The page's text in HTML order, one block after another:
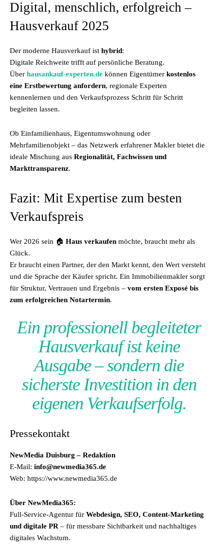
Digital, menschlich, erfolgreich –
Hausverkauf 2025
Der moderne Hausverkauf ist hybrid:
Digitale Reichweite trifft auf persönliche Beratung.
Über hausankauf-experten.de können Eigentümer kostenlos
eine Erstbewertung anfordern, regionale Experten
kennenlernen und den Verkaufsprozess Schritt für Schritt
begleiten lassen.
Ob Einfamilienhaus, Eigentumswohnung oder
Mehrfamilienobjekt – das Netzwerk erfahrener Makler bietet die
ideale Mischung aus Regionalität, Fachwissen und
Markttransparenz.
Fazit: Mit Expertise zum besten
Verkaufspreis
Wer 2026 sein 🏠 Haus verkaufen möchte, braucht mehr als
Glück.
Er braucht einen Partner, der den Markt kennt, den Wert versteht
und die Sprache der Käufer spricht. Ein Immobilienmakler sorgt
für Struktur, Vertrauen und Ergebnis – vom ersten Exposé bis
zum erfolgreichen Notartermin.
Ein professionell begleiteter
Hausverkauf ist keine
Ausgabe – sondern die
sicherste Investition in den
eigenen Verkaufserfolg.
Pressekontakt
NewMedia Duisburg – Redaktion
E-Mail: info@newmedia365.de
Web: https://www.newmedia365.de
Über NewMedia365:
Full-Service-Agentur für Webdesign, SEO, Content-Marketing
und digitale PR – für messbare Sichtbarkeit und nachhaltiges
digitales Wachstum.